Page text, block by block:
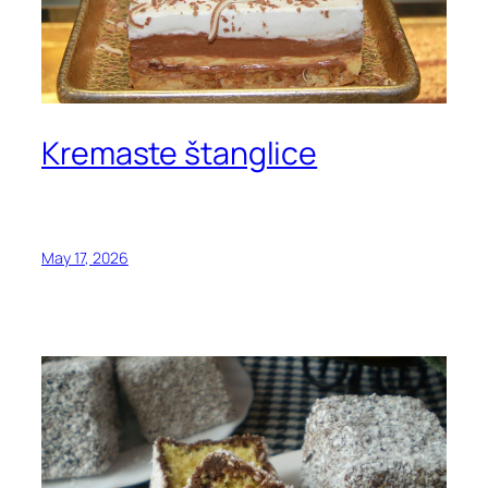
Kremaste štanglice
May 17, 2026